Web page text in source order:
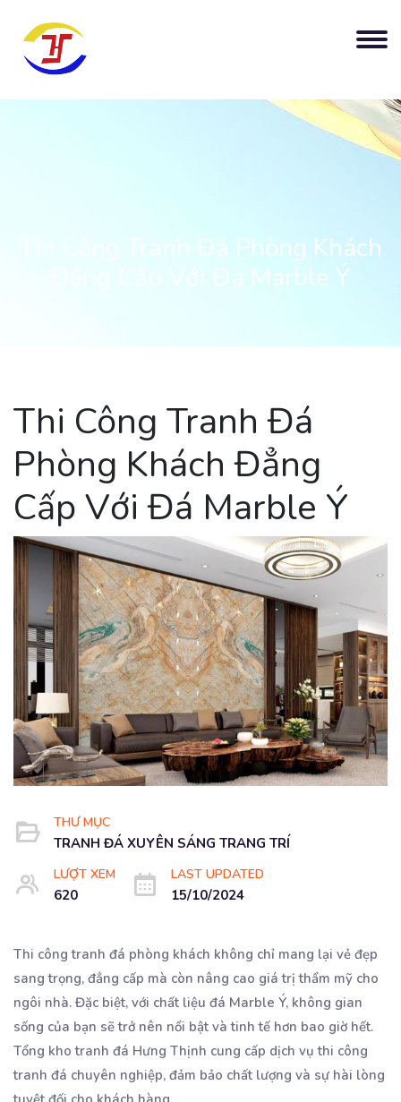
Thi Công Tranh Đá Phòng Khách
Đẳng Cấp Với Đá Marble Ý
Thi Công Tranh Đá
Phòng Khách Đẳng
Cấp Với Đá Marble Ý
THƯ MỤC
TRANH ĐÁ XUYÊN SÁNG TRANG TRÍ
LƯỢT XEM
620
LAST UPDATED
15/10/2024
Thi công tranh đá phòng khách không chỉ mang lại vẻ đẹp
sang trọng, đẳng cấp mà còn nâng cao giá trị thẩm mỹ cho
ngôi nhà. Đặc biệt, với chất liệu đá Marble Ý, không gian
sống của bạn sẽ trở nên nổi bật và tinh tế hơn bao giờ hết.
Tổng kho tranh đá Hưng Thịnh cung cấp dịch vụ thi công
tranh đá chuyên nghiệp, đảm bảo chất lượng và sự hài lòng